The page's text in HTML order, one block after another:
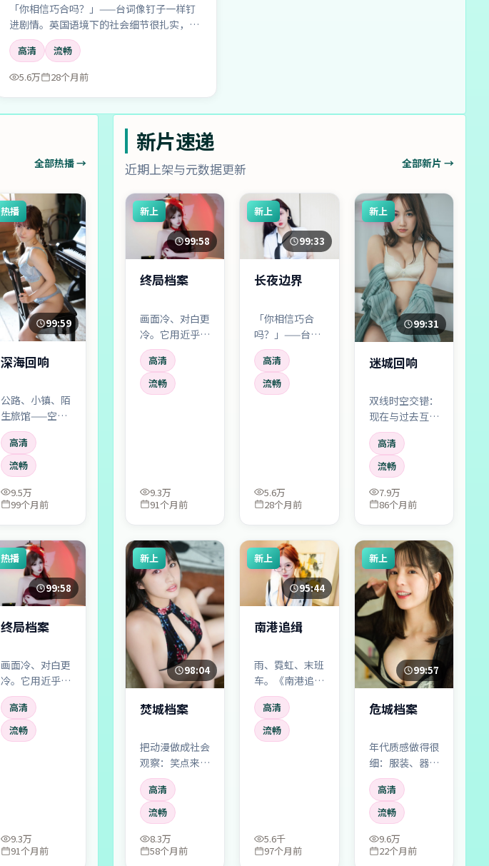
「你相信巧合吗？」——台词像钉子一样钉
进剧情。英国语境下的社会细节很扎实，配
角也不是工具人。
高清
流畅
5.6万
28个月前
全部热播 →
热播
99:59
深海回响
公路、小镇、陌
生旅馆——空间
不断更换，人物
却越走越窄。像
一场停不下来的
梦游。
高清
流畅
9.5万
99个月前
热播
99:58
终局档案
画面冷、对白更
冷。它用近乎新
闻的克制讲述极
端情境，反而让
观众在心里替角
色尖叫。
高清
流畅
9.3万
91个月前
新片速递
近期上架与元数据更新 全部新片 →
新上
99:58
终局档案
画面冷、对白更
冷。它用近乎新
闻的克制讲述极
端情境，反而让
观众在心里替角
色尖叫。
高清
流畅
9.3万
91个月前
新上
99:33
长夜边界
「你相信巧合
吗？」——台词
像钉子一样钉进
剧情。英国语境
下的社会细节很
扎实，配角也不
高清
流畅
5.6万
28个月前
新上
99:31
迷城回响
双线时空交错：
现在与过去互为
镜像，剪一刀就
会流血。看第二
遍时，伏笔会像
路标一样亮起
来。
高清
流畅
7.9万
86个月前
新上
98:04
焚城档案
把动漫做成社会
观察：笑点来自
生活褶皱，泪点
来自你我也可能
遇到的窘迫。
高清
流畅
8.3万
58个月前
新上
95:44
南港追缉
雨、霓虹、末班
车。《南港追
缉》用很东亚的
城市肌理做背
景，冒险的张力
不靠大喊大叫，
高清
流畅
5.6千
97个月前
新上
99:57
危城档案
年代质感做得很
细：服装、器
物、口头语都对
味。故事本身像
从旧报纸缝里抠
出来的社会切
片。
高清
流畅
9.6万
22个月前